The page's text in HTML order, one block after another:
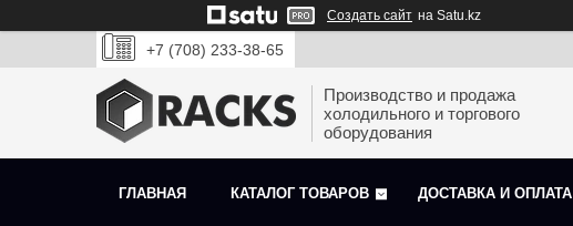
Создать сайт на Satu.kz
+7 (708) 233-38-65
Производство и продажа
холодильного и торгового
оборудования
ГЛАВНАЯ КАТАЛОГ ТОВАРОВ ДОСТАВКА И ОПЛАТА